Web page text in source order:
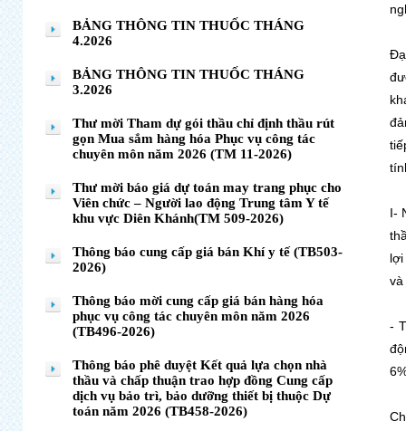
I-
và
-
BẢNG THÔNG TIN THUỐC THÁNG
4.2026
BẢNG THÔNG TIN THUỐC THÁNG
3.2026
Thư mời Tham dự gói thầu chỉ định thầu rút
gọn Mua sắm hàng hóa Phục vụ công tác
chuyên môn năm 2026 (TM 11-2026)
Thư mời báo giá dự toán may trang phục cho
Viên chức – Người lao động Trung tâm Y tế
khu vực Diên Khánh(TM 509-2026)
Thông báo cung cấp giá bán Khí y tế (TB503-
2026)
Thông báo mời cung cấp giá bán hàng hóa
phục vụ công tác chuyên môn năm 2026
(TB496-2026)
Thông báo phê duyệt Kết quả lựa chọn nhà
thầu và chấp thuận trao hợp đồng Cung cấp
dịch vụ bảo trì, bảo dưỡng thiết bị thuộc Dự
toán năm 2026 (TB458-2026)